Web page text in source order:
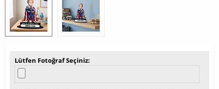
Lütfen Fotoğraf Seçiniz